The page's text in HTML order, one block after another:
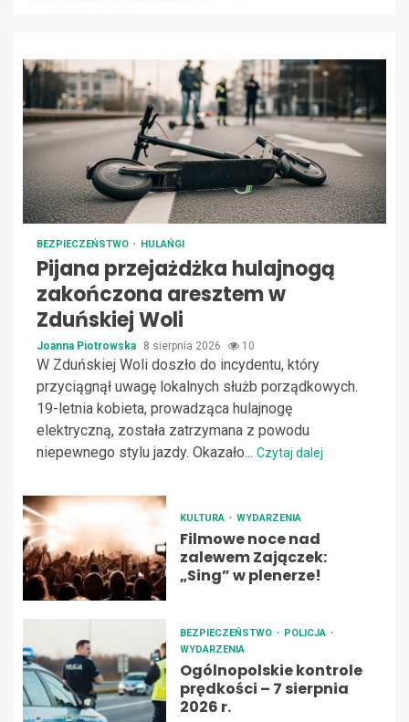
BEZPIECZEŃSTWO HULAŃGI
Pijana przejażdżka hulajnogą
zakończona aresztem w
Zduńskiej Woli
Joanna Piotrowska 8 sierpnia 2026 10
W Zduńskiej Woli doszło do incydentu, który
przyciągnął uwagę lokalnych służb porządkowych.
19-letnia kobieta, prowadząca hulajnogę
elektryczną, została zatrzymana z powodu
niepewnego stylu jazdy. Okazało... Czytaj dalej
KULTURA WYDARZENIA
Filmowe noce nad
zalewem Zajączek:
„Sing” w plenerze!
BEZPIECZEŃSTWO
POLICJA
WYDARZENIA
Ogólnopolskie kontrole
prędkości – 7 sierpnia
2026 r.